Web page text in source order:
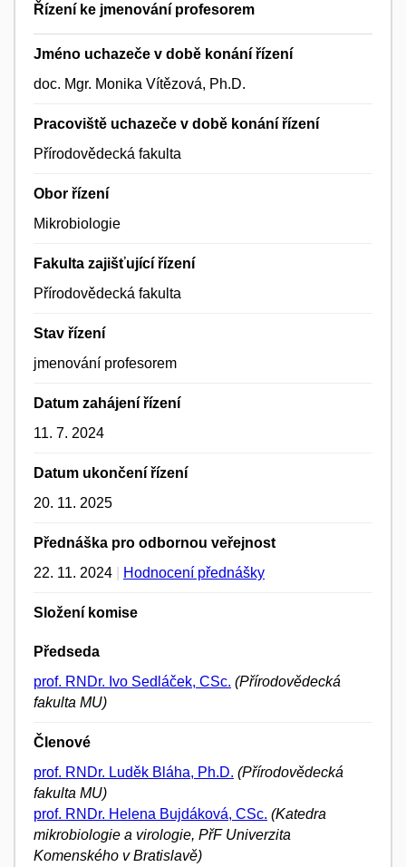
Řízení ke jmenování profesorem
Jméno uchazeče v době konání řízení
doc. Mgr. Monika Vítězová, Ph.D.
Pracoviště uchazeče v době konání řízení
Přírodovědecká fakulta
Obor řízení
Mikrobiologie
Fakulta zajišťující řízení
Přírodovědecká fakulta
Stav řízení
jmenování profesorem
Datum zahájení řízení
11. 7. 2024
Datum ukončení řízení
20. 11. 2025
Přednáška pro odbornou veřejnost
22. 11. 2024
Hodnocení přednášky
Složení komise
Předseda
prof. RNDr. Ivo Sedláček, CSc. (Přírodovědecká
fakulta MU)
Členové
prof. RNDr. Luděk Bláha, Ph.D. (Přírodovědecká
fakulta MU)
prof. RNDr. Helena Bujdáková, CSc. (Katedra
mikrobiologie a virologie, PřF Univerzita
Komenského v Bratislavě)